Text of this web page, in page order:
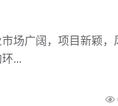
场广阔，项目新颖，
...